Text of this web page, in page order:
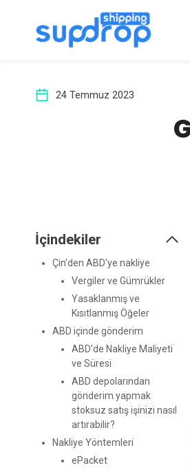
24 Temmuz 2023
İçindekiler
Çin'den ABD'ye nakliye
Vergiler ve Gümrükler
Yasaklanmış ve
Kısıtlanmış Öğeler
ABD içinde gönderim
ABD'de Nakliye Maliyeti
ve Süresi
ABD depolarından
gönderim yapmak
stoksuz satış işinizi nasıl
artırabilir?
Nakliye Yöntemleri
ePacket